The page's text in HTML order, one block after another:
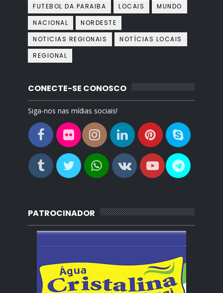
FUTEBOL DA PARAIBA
LOCAIS
MUNDO
NACIONAL
NORDESTE
NOTICIAS REGIONAIS
NOTÍCIAS LOCAIS
REGIONAL
CONECTE-SE CONOSCO
Siga-nos nas mídias sociais!
PATROCINADOR